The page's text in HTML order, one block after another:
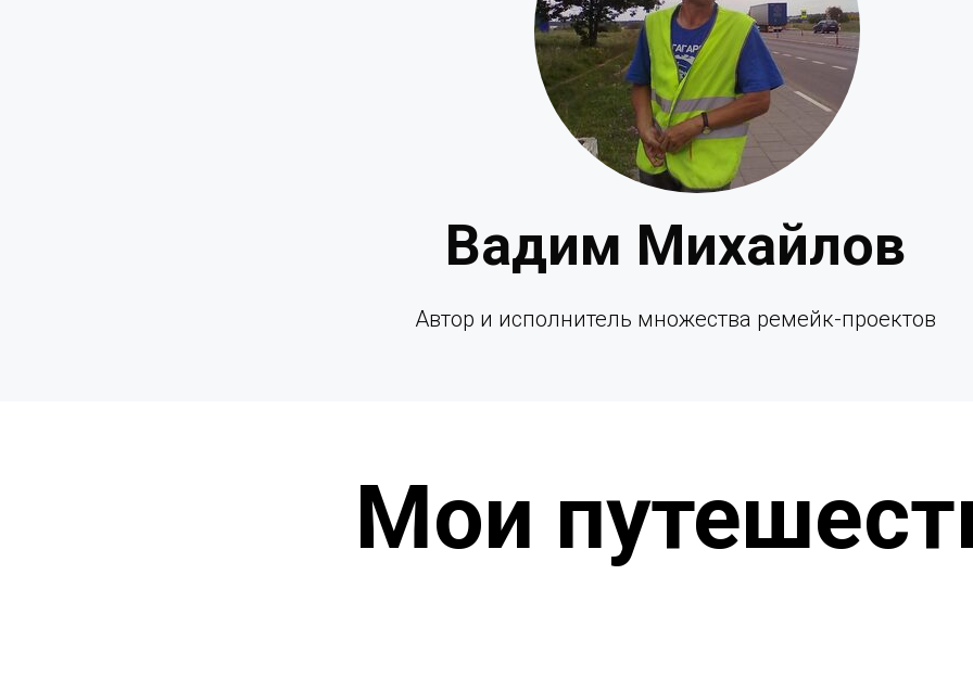
Вадим Михайлов
Автор и исполнитель множества ремейк-проектов
Мои